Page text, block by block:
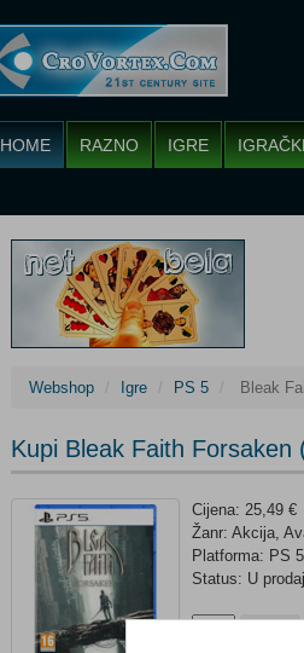
HOME RAZNO IGRE
Webshop Igre PS 5 Bleak
Kupi Bleak Faith Forsaken
Cijena: 25,49 €
Žanr: Akcija,
Platforma: PS 5
Status: U